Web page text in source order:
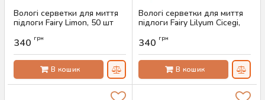
Вологі серветки для миття
підлоги Fairy Limon, 50 шт
340 грн
В кошик
Вологі серветки для миття
підлоги Fairy Lilyum Cicegi,
Артикул:
340 грн
В кошик